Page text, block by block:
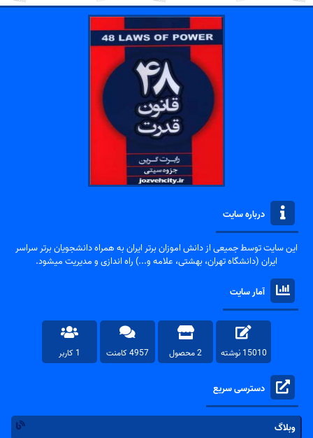
درباره سایت
این سایت توسط جمیعی از دانش اموزان برتر ایران به همراه دانشجویان برتر سراسر
ایران (دانشگاه تهران، بهشتی، علامه و...) راه اندازی و مدیریت میشود.
آمار سایت
15010 نوشته 2 محصول 4957 کامنت 1 کاربر
دسترسی سریع
وبلاگ